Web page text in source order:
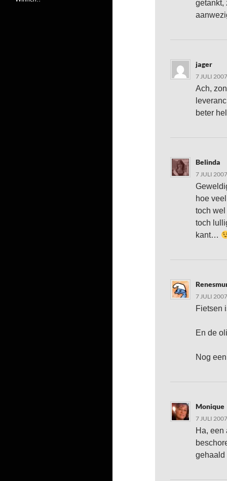
getankt,
jager
7 JULI
Ach,
beter
Belinda
7 JULI
hoe
toch
toch
kant…
7 JULI
Fietsen
En de
Nog
Monique
7 JULI
Ha,
gehaald